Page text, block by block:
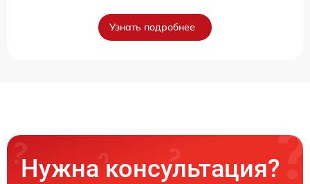
Узнать подробнее
Нужна консультация?